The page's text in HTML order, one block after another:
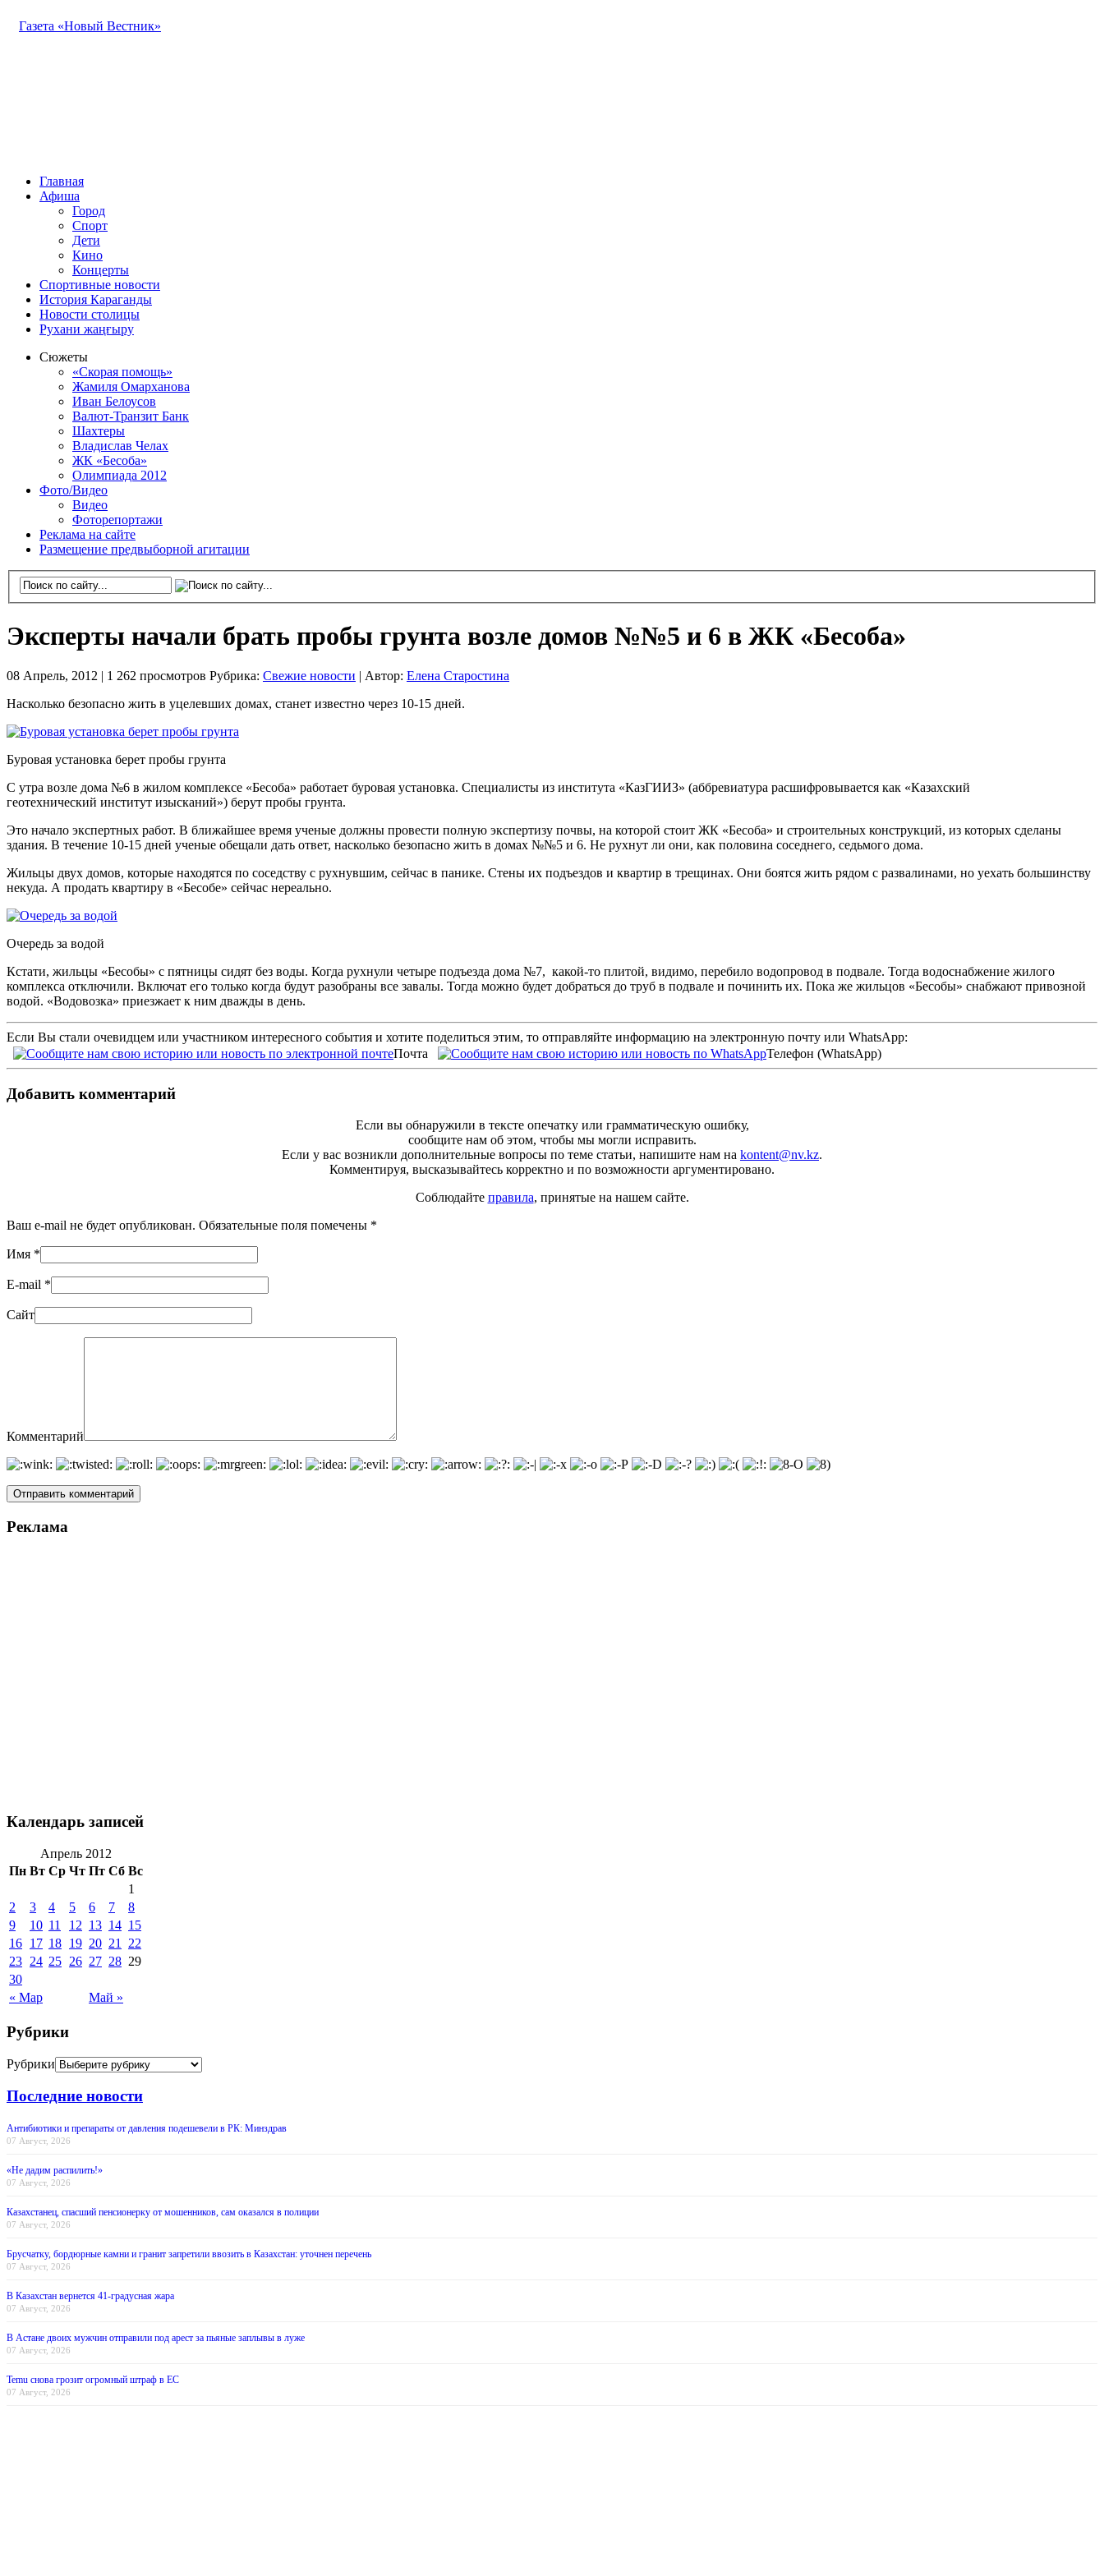
Газета «Новый Вестник»
Главная
Афиша
Город
Спорт
Дети
Кино
Концерты
Спортивные новости
История Караганды
Новости столицы
Рухани жаңғыру
Сюжеты
«Скорая помощь»
Жамиля Омарханова
Иван Белоусов
Валют-Транзит Банк
Шахтеры
Владислав Челах
ЖК «Бесоба»
Олимпиада 2012
Фото/Видео
Видео
Фоторепортажи
Реклама на сайте
Размещение предвыборной агитации
Эксперты начали брать пробы грунта возле домов №№5 и 6 в ЖК «Бесоба»
08 Апрель, 2012 | 1 262 просмотров Рубрика: Свежие новости Автор: Елена Старостина
Насколько безопасно жить в уцелевших домах, станет известно через 10-15 дней.
Буровая установка берет пробы грунта
С утра возле дома №6 в жилом комплексе «Бесоба» работает буровая установка. Специалисты из института «КазГИИЗ» (аббревиатура расшифровывается как «Казахский
геотехнический институт изысканий») берут пробы грунта.
Это начало экспертных работ. В ближайшее время ученые должны провести полную экспертизу почвы, на которой стоит ЖК «Бесоба» и строительных конструкций, из которых сделаны
здания. В течение 10-15 дней ученые обещали дать ответ, насколько безопасно жить в домах №№5 и 6. Не рухнут ли они, как половина соседнего, седьмого дома.
Жильцы двух домов, которые находятся по соседству с рухнувшим, сейчас в панике. Стены их подъездов и квартир в трещинах. Они боятся жить рядом с развалинами, но уехать большинству
некуда. А продать квартиру в «Бесобе» сейчас нереально.
Очередь за водой
Кстати, жильцы «Бесобы» с пятницы сидят без воды. Когда рухнули четыре подъезда дома №7, какой-то плитой, видимо, перебило водопровод в подвале. Тогда водоснабжение жилого
комплекса отключили. Включат его только когда будут разобраны все завалы. Тогда можно будет добраться до труб в подвале и починить их. Пока же жильцов «Бесобы» снабжают привозной
водой. «Водовозка» приезжает к ним дважды в день.
Если Вы стали очевидцем или участником интересного события и хотите поделиться этим, то отправляйте информацию на электронную почту или WhatsApp:
Почта
Телефон (WhatsApp)
Добавить комментарий
Если вы обнаружили в тексте опечатку или грамматическую ошибку,
сообщите нам об этом, чтобы мы могли исправить.
Если у вас возникли дополнительные вопросы по теме статьи, напишите нам на kontent@nv.kz.
Комментируя, высказывайтесь корректно и по возможности аргументировано.
Соблюдайте правила, принятые на нашем сайте.
Ваш e-mail не будет опубликован. Обязательные поля помечены *
Имя *
E-mail *
Сайт
Комментарий
Реклама
Календарь записей
Апрель 2012
Пн Вт Ср Чт Пт Сб Вс
« Мар Май »
1
2
3 4 5 6 7
8
9
10 11 12 13 14 15
16 17 18 19 20 21
22
23 24 25 26 27 28 29
30
Рубрики
Рубрики
Последние новости
Антибиотики и препараты от давления подешевели в РК: Минздрав
07 Август, 2026
«Не дадим распилить!»
07 Август, 2026
Казахстанец, спасший пенсионерку от мошенников, сам оказался в полиции
07 Август, 2026
Брусчатку, бордюрные камни и гранит запретили ввозить в Казахстан: уточнен перечень
07 Август, 2026
В Казахстан вернется 41-градусная жара
07 Август, 2026
В Астане двоих мужчин отправили под арест за пьяные заплывы в луже
07 Август, 2026
Temu снова грозит огромный штраф в ЕС
07 Август, 2026